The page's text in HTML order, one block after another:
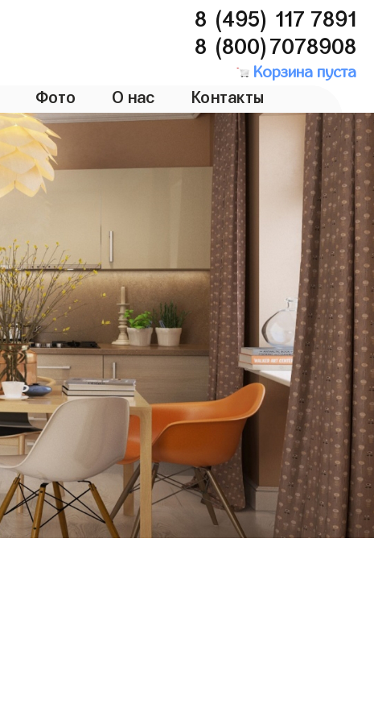
8 (495) 117 7891
8 (800)7078908
Корзина пуста
Фото О нас Контакты